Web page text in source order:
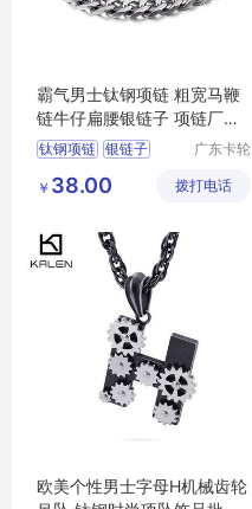
霸气男士钛钢项链 粗宽马鞭
链牛仔扁腰银链子 项链厂家
批发定做
钛钢项链 银链子
粗宽马鞭链
腰银链子
广东卡轮
公司
￥ 38.00 拨打电话
欧美个性男士字母H机械齿轮